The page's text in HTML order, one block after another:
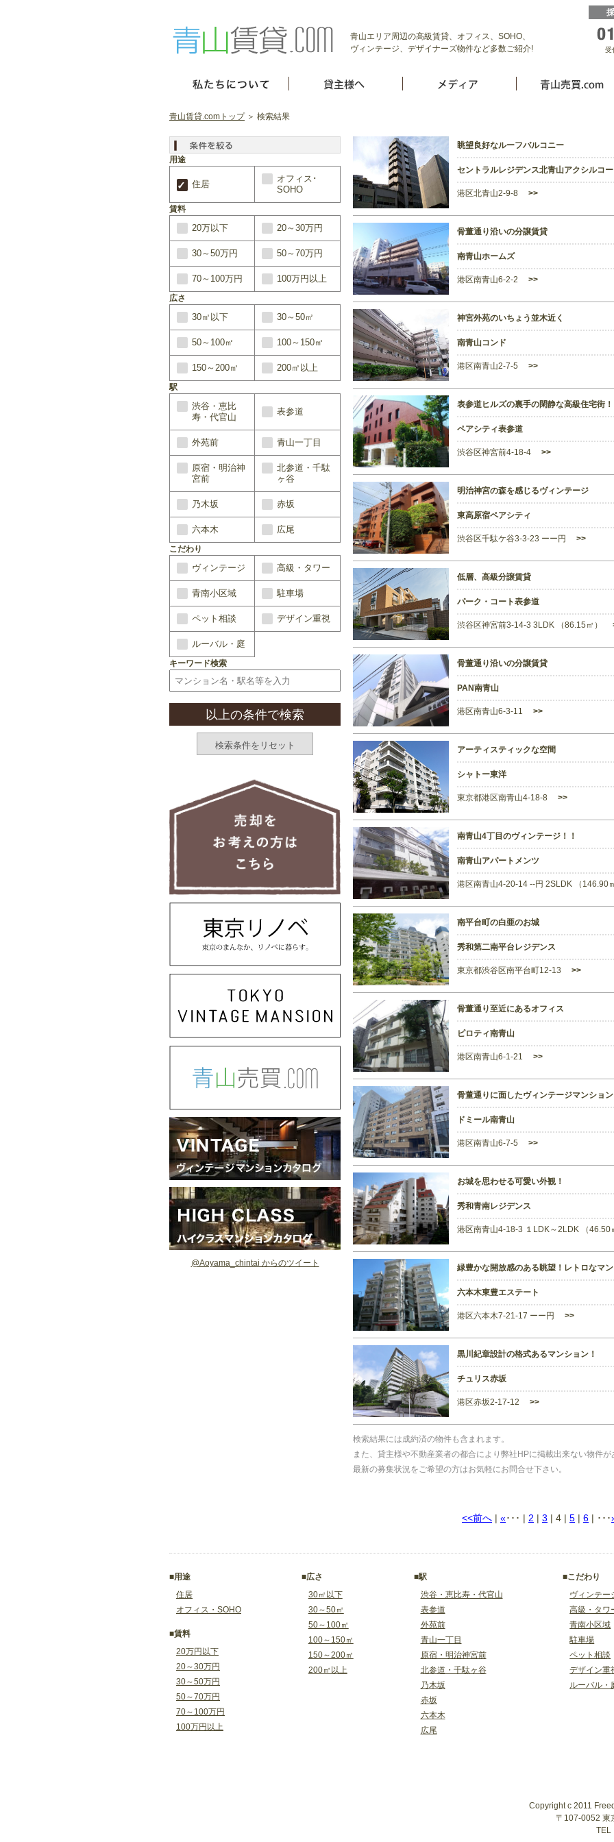
青山エリア周辺の高級賃貸、オフィス、SOHO、
ヴィンテージ、デザイナーズ物件など多数ご紹介!
受
青山賃貸.comトップ＞ 検索結果
眺望良好なルーフバルコニー
セントラルレジデンス北青山アクシルコー
港区北青山2-9-8 >>
骨董通り沿いの分譲賃貸
南青山ホームズ
港区南青山6-2-2 >>
神宮外苑のいちょう並木近く
南青山コンド
港区南青山2-7-5 >>
表参道ヒルズの裏手の閑静な高級住宅街！
ペアシティ表参道
渋谷区神宮前4-18-4 >>
明治神宮の森を感じるヴィンテージ
東高原宿ペアシティ
渋谷区千駄ケ谷3-3-23 ーー円 >>
低層、高級分譲賃貸
パーク・コート表参道
渋谷区神宮前3-14-3 3LDK （86.15㎡）
骨董通り沿いの分譲賃貸
PAN南青山
港区南青山6-3-11 >>
アーティスティックな空間
シャトー東洋
東京都港区南青山4-18-8 >>
南青山4丁目のヴィンテージ！！
南青山アパートメンツ
港区南青山4-20-14 --円 2SLDK （
南平台町の白亜のお城
秀和第二南平台レジデンス
東京都渋谷区南平台町12-13 >>
骨董通り至近にあるオフィス
ピロティ南青山
港区南青山6-1-21 >>
骨董通りに面したヴィンテージマンション
ドミール南青山
港区南青山6-7-5 >>
お城を思わせる可愛い外観！
秀和青南レジデンス
港区南青山4-18-3 １LDK～2LDK （
緑豊かな開放感のある眺望！レトロなマ
六本木東豊エステート
港区六本木7-21-17 ーー円 >>
黒川紀章設計の格式あるマンション！
チュリス赤坂
港区赤坂2-17-12 >>
検索結果には成約済の物件も含まれます。
また、貸主様や不動産業者の都合により弊社HPに掲載出来ない物件が
最新の募集状況をご希望の方はお気軽にお問合せ下さい。
<<前へ | «･･･ | 2 | 3 | 4 | 5 | 6 | ･･･
用途
住居
オフィス･
SOHO
賃料
20万以下 20～30万円
30～50万円 50～70万円
70～100万円 100万円以上
広さ
30㎡以下 30～50㎡
50～100㎡ 100～150㎡
150～200㎡ 200㎡以上
駅
渋谷・恵比
寿・代官山
表参道
外苑前 青山一丁目
原宿・明治神
宮前
北参道・千駄
ヶ谷
乃木坂 赤坂
六本木 広尾
こだわり
ヴィンテージ 高級・タワー
青南小区域 駐車場
ペット相談 デザイン重視
ルーバル・庭
キーワード検索
@Aoyama_chintai からのツイート
■用途
住居
オフィス・SOHO
■賃料
20万円以下
20～30万円
30～50万円
50～70万円
70～100万円
100万円以上
■広さ
30㎡以下
30～50㎡
50～100㎡
100～150㎡
150～200㎡
200㎡以上
■駅
渋谷・恵比寿・代官山
表参道
外苑前
青山一丁目
原宿・明治神宮前
北参道・千駄ヶ谷
乃木坂
赤坂
六本木
広尾
■こだわり
ヴィンテー
高級・タワ
青南小区域
駐車場
ペット相談
デザイン重
ルーバル・
Copyright c 2011
〒107-0052
TEL